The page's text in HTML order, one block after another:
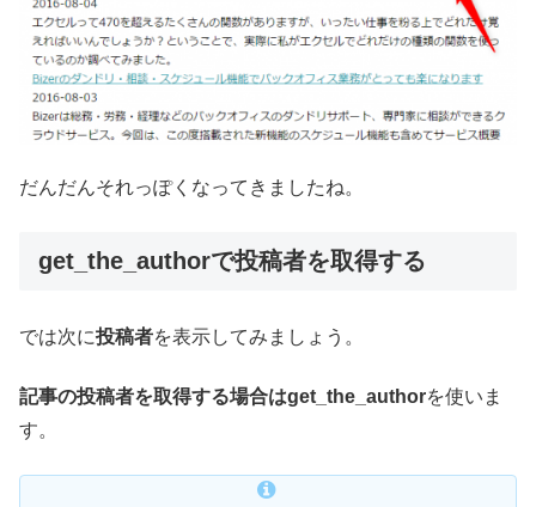
だんだんそれっぽくなってきましたね。
get_the_authorで投稿者を取得する
では次に投稿者を表示してみましょう。
記事の投稿者を取得する場合はget_the_authorを使いま
す。